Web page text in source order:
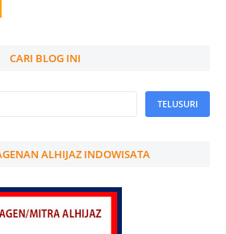
CARI BLOG INI
ALHIJAZ INDOWISATA